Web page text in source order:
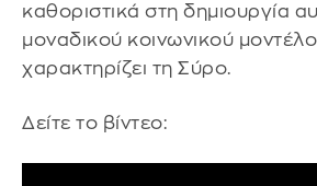
καθοριστικά στη δημιουργία
μοναδικού κοινωνικού
χαρακτηρίζει τη Σύρο.
Δείτε το βίντεο: